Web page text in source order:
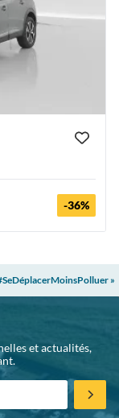
-36%
»
et actualités,